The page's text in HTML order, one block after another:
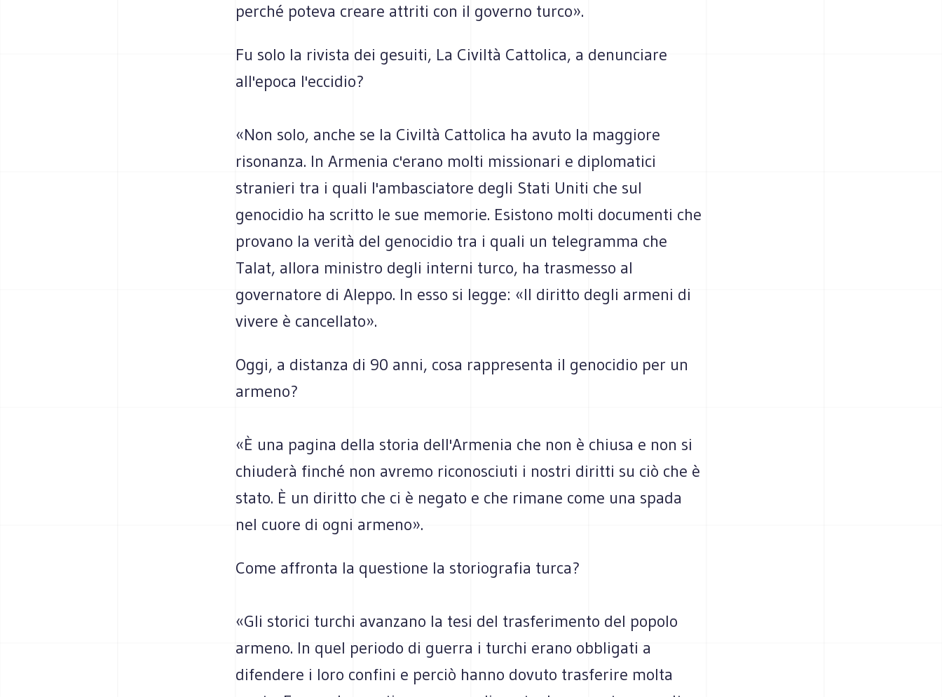
perché poteva creare attriti con il governo turco».
Fu solo la rivista dei gesuiti, La Civiltà Cattolica, a denunciare
all'epoca l'eccidio?
«Non solo, anche se la Civiltà Cattolica ha avuto la maggiore
risonanza. In Armenia c'erano molti missionari e diplomatici
stranieri tra i quali l'ambasciatore degli Stati Uniti che sul
genocidio ha scritto le sue memorie. Esistono molti documenti che
provano la verità del genocidio tra i quali un telegramma che
Talat, allora ministro degli interni turco, ha trasmesso al
governatore di Aleppo. In esso si legge: «Il diritto degli armeni di
vivere è cancellato».
Oggi, a distanza di 90 anni, cosa rappresenta il genocidio per un
armeno?
«È una pagina della storia dell'Armenia che non è chiusa e non si
chiuderà finché non avremo riconosciuti i nostri diritti su ciò che è
stato. È un diritto che ci è negato e che rimane come una spada
nel cuore di ogni armeno».
Come affronta la questione la storiografia turca?
«Gli storici turchi avanzano la tesi del trasferimento del popolo
armeno. In quel periodo di guerra i turchi erano obbligati a
difendere i loro confini e perciò hanno dovuto trasferire molta